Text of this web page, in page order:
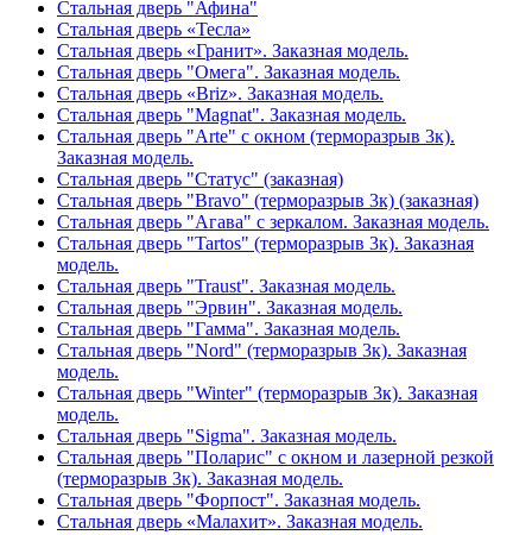
Стальная дверь "Афина"
Стальная дверь «Тесла»
Стальная дверь «Гранит». Заказная модель.
Стальная дверь "Омега". Заказная модель.
Стальная дверь «Briz». Заказная модель.
Стальная дверь "Magnat". Заказная модель.
Стальная дверь "Arte" с окном (терморазрыв 3к).
Заказная модель.
Стальная дверь "Статус" (заказная)
Стальная дверь "Bravo" (терморазрыв 3к) (заказная)
Стальная дверь "Агава" с зеркалом. Заказная модель.
Стальная дверь "Tartos" (терморазрыв 3к). Заказная
модель.
Стальная дверь "Traust". Заказная модель.
Стальная дверь "Эрвин". Заказная модель.
Стальная дверь "Гамма". Заказная модель.
Стальная дверь "Nord" (терморазрыв 3к). Заказная
модель.
Стальная дверь "Winter" (терморазрыв 3к). Заказная
модель.
Стальная дверь "Sigma". Заказная модель.
Стальная дверь "Поларис" с окном и лазерной резкой
(терморазрыв 3к). Заказная модель.
Стальная дверь "Форпост". Заказная модель.
Стальная дверь «Малахит». Заказная модель.